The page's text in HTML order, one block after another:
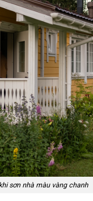
sơn nhà màu vàng chanh